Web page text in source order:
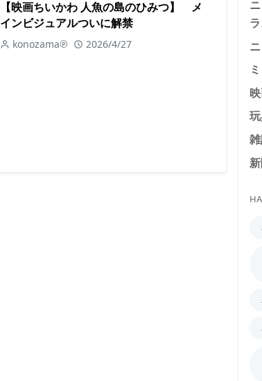
【映画ちいかわ 人魚の島のひみつ】 メ
インビジュアルついに解禁
konozama℗ 2026/4/27